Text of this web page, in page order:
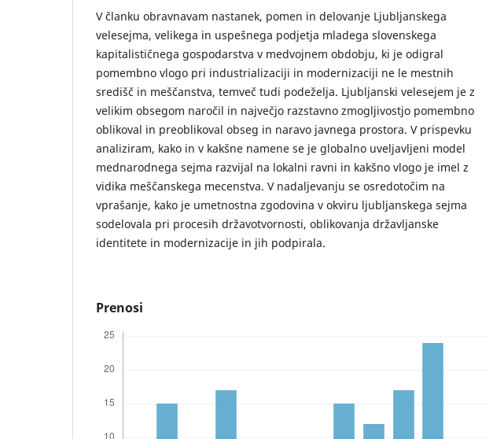
V članku obravnavam nastanek, pomen in delovanje Ljubljanskega
velesejma, velikega in uspešnega podjetja mladega slovenskega
kapitalističnega gospodarstva v medvojnem obdobju, ki je odigral
pomembno vlogo pri industrializaciji in modernizaciji ne le mestnih
središč in meščanstva, temveč tudi podeželja. Ljubljanski velesejem je z
velikim obsegom naročil in največjo razstavno zmogljivostjo pomembno
oblikoval in preoblikoval obseg in naravo javnega prostora. V prispevku
analiziram, kako in v kakšne namene se je globalno uveljavljeni model
mednarodnega sejma razvijal na lokalni ravni in kakšno vlogo je imel z
vidika meščanskega mecenstva. V nadaljevanju se osredotočim na
vprašanje, kako je umetnostna zgodovina v okviru ljubljanskega sejma
sodelovala pri procesih državotvornosti, oblikovanja državljanske
identitete in modernizacije in jih podpirala.
Prenosi